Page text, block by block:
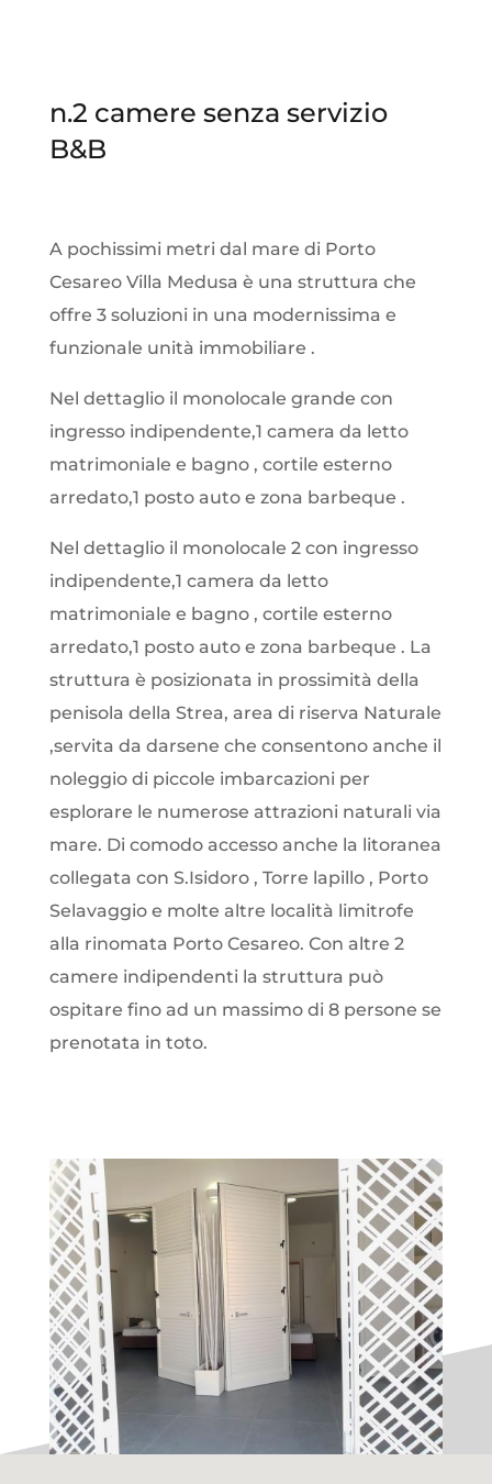
n.2 camere senza servizio
B&B
A pochissimi metri dal mare di Porto
Cesareo Villa Medusa è una struttura che
offre 3 soluzioni in una modernissima e
funzionale unità immobiliare .
Nel dettaglio il monolocale grande con
ingresso indipendente,1 camera da letto
matrimoniale e bagno , cortile esterno
arredato,1 posto auto e zona barbeque .
Nel dettaglio il monolocale 2 con ingresso
indipendente,1 camera da letto
matrimoniale e bagno , cortile esterno
arredato,1 posto auto e zona barbeque . La
struttura è posizionata in prossimità della
penisola della Strea, area di riserva Naturale
,servita da darsene che consentono anche il
noleggio di piccole imbarcazioni per
esplorare le numerose attrazioni naturali via
mare. Di comodo accesso anche la litoranea
collegata con S.Isidoro , Torre lapillo , Porto
Selavaggio e molte altre località limitrofe
alla rinomata Porto Cesareo. Con altre 2
camere indipendenti la struttura può
ospitare fino ad un massimo di 8 persone se
prenotata in toto.